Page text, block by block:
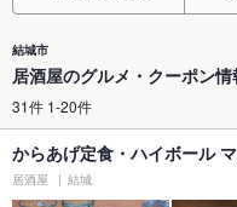
結城市
居酒屋のグルメ・クーポン情
31件 1-20件
からあげ定食・ハイボール
居酒屋 結城